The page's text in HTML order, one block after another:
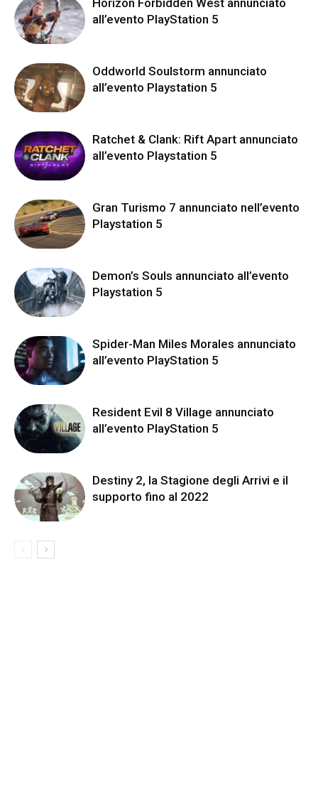
all’evento PlayStation 5
Oddworld Soulstorm annunciato
all’evento Playstation 5
Ratchet & Clank: Rift Apart annunciato
all’evento Playstation 5
Gran Turismo 7 annunciato nell’evento
Playstation 5
Demon’s Souls annunciato all’evento
Playstation 5
Spider-Man Miles Morales annunciato
all’evento PlayStation 5
Resident Evil 8 Village annunciato
all’evento PlayStation 5
Destiny 2, la Stagione degli Arrivi e il
supporto fino al 2022